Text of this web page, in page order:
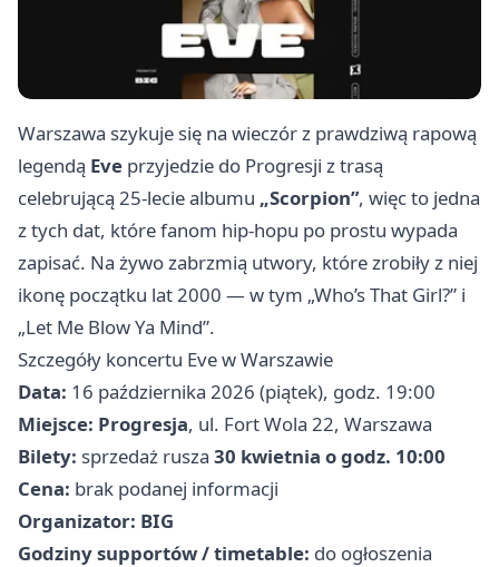
Warszawa szykuje się na wieczór z prawdziwą rapową
legendą Eve przyjedzie do Progresji z trasą
celebrującą 25-lecie albumu „Scorpion”, więc to jedna
z tych dat, które fanom hip-hopu po prostu wypada
zapisać. Na żywo zabrzmią utwory, które zrobiły z niej
ikonę początku lat 2000 — w tym „Who’s That Girl?” i
„Let Me Blow Ya Mind”.
Szczegóły koncertu Eve w Warszawie
Data: 16 października 2026 (piątek), godz. 19:00
Miejsce: Progresja, ul. Fort Wola 22, Warszawa
Bilety: sprzedaż rusza 30 kwietnia o godz. 10:00
Cena: brak podanej informacji
Organizator: BIG
Godziny supportów / timetable: do ogłoszenia